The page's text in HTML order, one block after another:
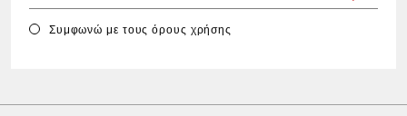
Συμφωνώ με τουςόρους χρήσης